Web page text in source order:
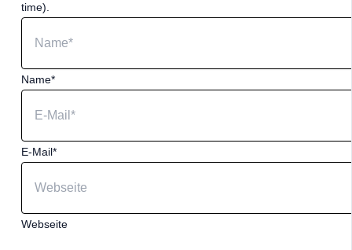
time).
Name*
E-Mail*
Webseite